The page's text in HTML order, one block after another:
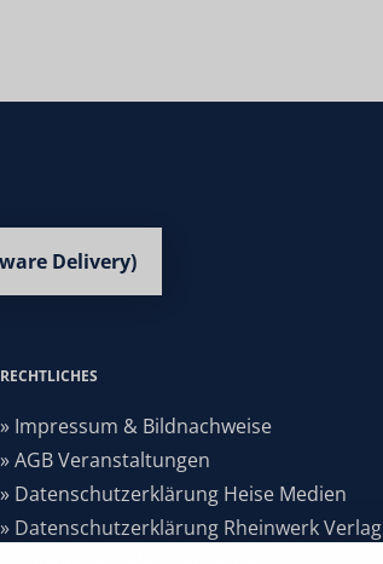
Delivery)
RECHTLICHES
» Impressum & Bildnachweise
» AGB Veranstaltungen
» Datenschutzerklärung Heise Medien
» Datenschutzerklärung Rheinwerk Verlag